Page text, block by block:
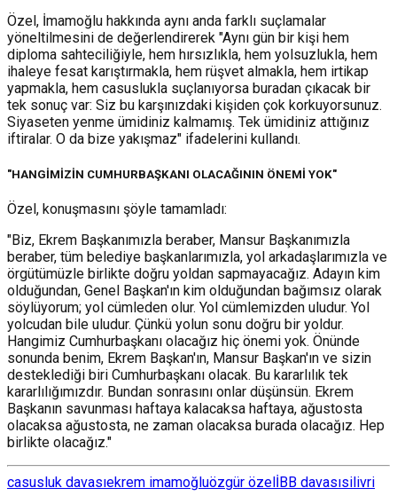
Özel, İmamoğlu hakkında aynı anda farklı suçlamalar
yöneltilmesini de değerlendirerek "Aynı gün bir kişi hem
diploma sahteciliğiyle, hem hırsızlıkla, hem yolsuzlukla, hem
ihaleye fesat karıştırmakla, hem rüşvet almakla, hem irtikap
yapmakla, hem casuslukla suçlanıyorsa buradan çıkacak bir
tek sonuç var: Siz bu karşınızdaki kişiden çok korkuyorsunuz.
Siyaseten yenme ümidiniz kalmamış. Tek ümidiniz attığınız
iftiralar. O da bize yakışmaz" ifadelerini kullandı.
"HANGİMİZİN CUMHURBAŞKANI OLACAĞININ ÖNEMİ YOK"
Özel, konuşmasını şöyle tamamladı:
"Biz, Ekrem Başkanımızla beraber, Mansur Başkanımızla
beraber, tüm belediye başkanlarımızla, yol arkadaşlarımızla ve
örgütümüzle birlikte doğru yoldan sapmayacağız. Adayın kim
olduğundan, Genel Başkan'ın kim olduğundan bağımsız olarak
söylüyorum; yol cümleden olur. Yol cümlemizden uludur. Yol
yolcudan bile uludur. Çünkü yolun sonu doğru bir yoldur.
Hangimiz Cumhurbaşkanı olacağız hiç önemi yok. Önünde
sonunda benim, Ekrem Başkan'ın, Mansur Başkan'ın ve sizin
desteklediği biri Cumhurbaşkanı olacak. Bu kararlılık tek
kararlılığımızdır. Bundan sonrasını onlar düşünsün. Ekrem
Başkanın savunması haftaya kalacaksa haftaya, ağustosta
olacaksa ağustosta, ne zaman olacaksa burada olacağız. Hep
birlikte olacağız."
casusluk davasıekrem imamoğluözgür özelİBB davasısilivri